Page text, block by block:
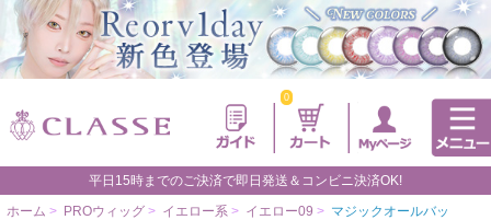
0
平日15時までのご決済で即日発送＆コンビニ決済OK!
ホーム > PROウィッグ > イエロー系 > イエロー09 > マジックオールバッ